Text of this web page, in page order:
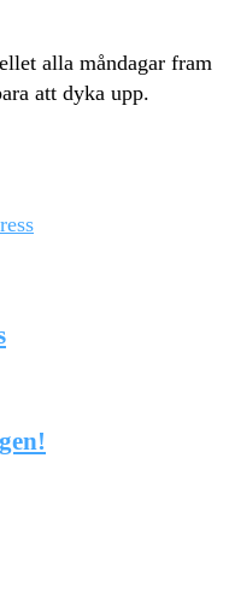
alla måndagar fram
att dyka upp.